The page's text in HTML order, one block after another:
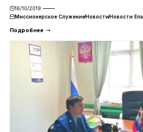
16/10/2019
Миссионерское СлужениеНовостиНовости
Подробнее